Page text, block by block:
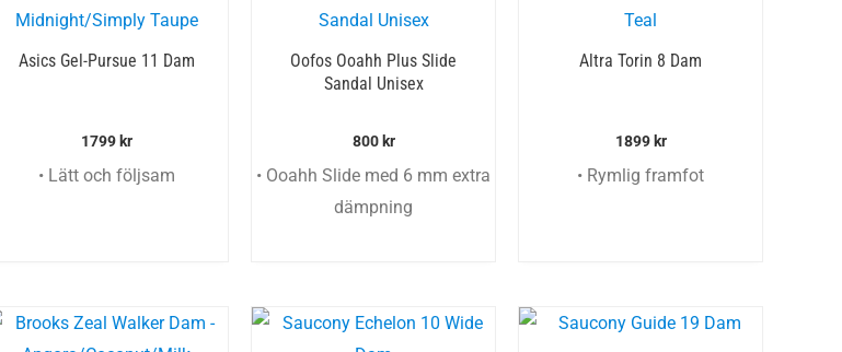
Asics Gel-Pursue 11 Dam
1799 kr
• Lätt och följsam
Oofos Ooahh Plus Slide
Sandal Unisex
800 kr
• Ooahh Slide med 6 mm extra
dämpning
Altra Torin 8 Dam
1899 kr
• Rymlig framfot